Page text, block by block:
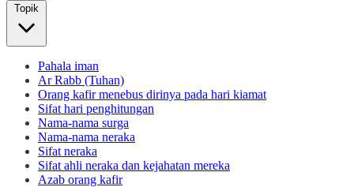
Topik
Pahala iman
Ar Rabb (Tuhan)
Orang kafir menebus dirinya pada hari kiamat
Sifat hari penghitungan
Nama-nama surga
Nama-nama neraka
Sifat neraka
Sifat ahli neraka dan kejahatan mereka
Azab orang kafir